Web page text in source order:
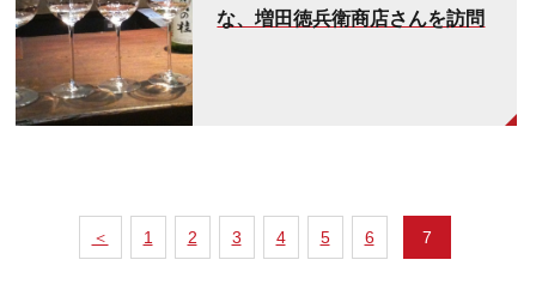
な、増田徳兵衛商店さんを訪問
＜ 1 2 3 4 5 6 7